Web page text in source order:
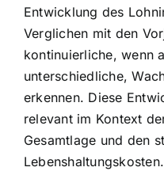
Entwicklung des
Verglichen mit den
kontinuierliche, wenn
unterschiedliche,
erkennen. Diese
relevant im Kontext
Gesamtlage und den